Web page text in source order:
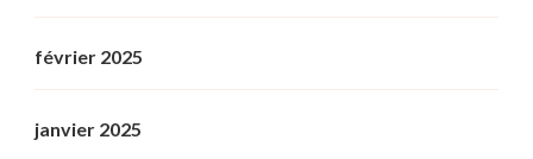
février 2025
janvier 2025